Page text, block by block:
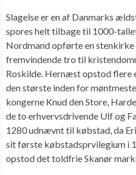
Slagelse er en af Danmarks
spores helt tilbage til 1000-
Nordmand opførte en stenkirke
fremvindende tro til
Roskilde. Hernæst opstod flere
den største inden for
kongerne Knud den Store,
de to erhvervsdrivende Ulf og
1280 udnævnt til købstad, da
sit første købstadsprvilegium i
opstod det toldfrie Skanør